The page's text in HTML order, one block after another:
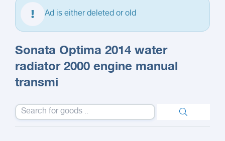
Ad is either deleted or old
Sonata Optima 2014 water
radiator 2000 engine manual
transmi